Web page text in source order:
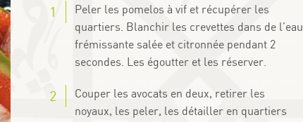
Peler les pomelos à vif et récupérer les
quartiers. Blanchir les crevettes dans de l’eau
frémissante salée et citronnée pendant 2
secondes. Les égoutter et les réserver.
Couper les avocats en deux, retirer les
noyaux, les peler, les détailler en quartiers